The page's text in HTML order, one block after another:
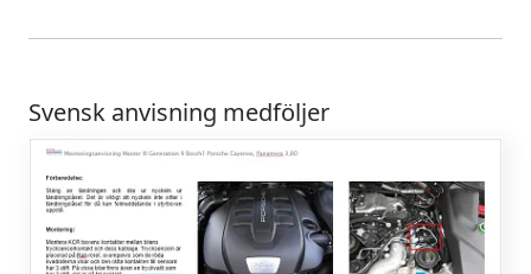
Svensk anvisning medföljer